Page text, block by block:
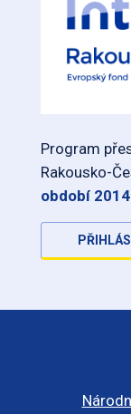
Program
Rakousko-
období